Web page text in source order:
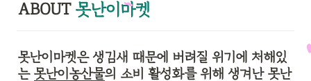
ABOUT 못난이마켓
못난이마켓은 생김새 때문에 버려질 위기에 처해있
는 못난이농산물의 소비 활성화를 위해 생겨난 못난